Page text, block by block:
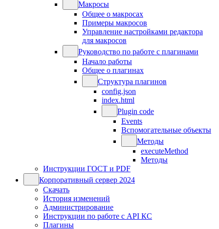
Макросы
Общее о макросах
Примеры макросов
Управление настройками редактора
для макросов
Руководство по работе с плагинами
Начало работы
Общее о плагинах
Структура плагинов
config.json
index.html
Plugin code
Events
Вспомогательные объекты
Методы
executeMethod
Методы
Инструкции ГОСТ и PDF
Корпоративный сервер 2024
Скачать
История изменений
Администрирование
Инструкции по работе с API КС
Плагины